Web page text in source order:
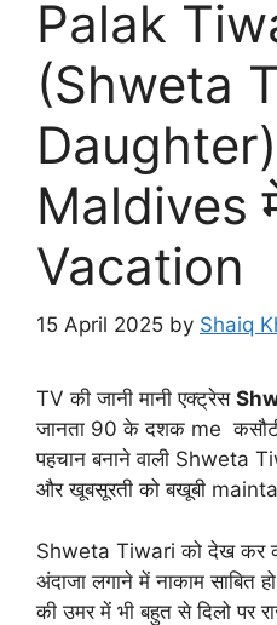
Palak
(Shweta
Daughter)
Maldives
Vacation
15 April 2025 by Shaiq
TV की जानी मानी एक्ट्रेस
जानता 90 के दशक me
पहचान बनाने वाली Shweta
और खूबसूरती को बखूबी
Shweta Tiwari को देख कर
अंदाजा लगाने में नाकाम साबित
की उमर में भी बहुत से दिलो पर